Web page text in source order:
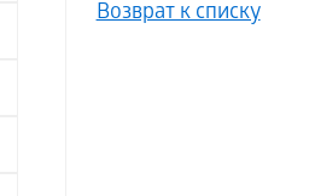
Возврат к списку